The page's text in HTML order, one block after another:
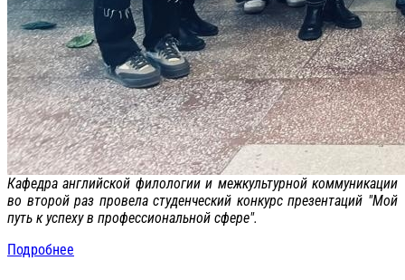
Кафедра английской филологии и межкультурной коммуникации
во второй раз провела студенческий конкурс презентаций "Мой
путь к успеху в профессиональной сфере".
Подробнее